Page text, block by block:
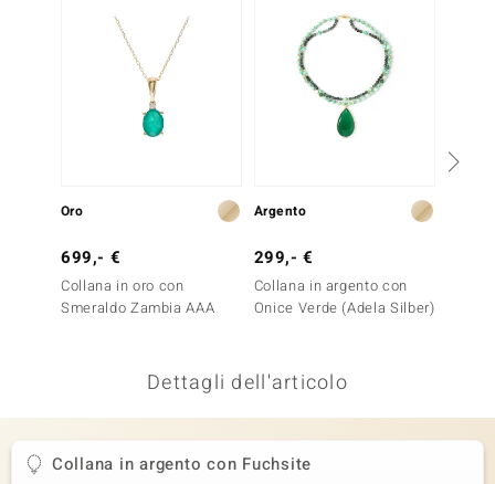
Collection
Oro
699,- €
Collana in oro con
Smeraldo Zambia AAA
Argento
299,- €
Collana in argento con
Onice Verde (Adela Silber)
Dettagli dell'articolo
Collana in argento con Fuchsite